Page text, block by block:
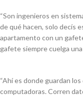
“Son ingenieros en
de qué hacen, solo decís
apartamento con un
gafete siempre cuelga una
“Ahí es donde guardan
computadoras. Corren